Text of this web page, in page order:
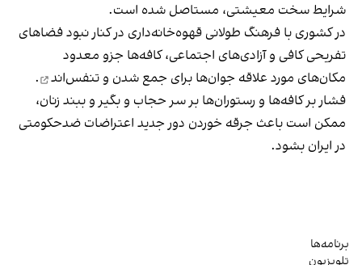
شرایط سخت معیشتی، مستاصل شده است.
در کشوری با فرهنگ طولانی قهوه‌‌خانه‌داری در کنار نبود فضاهای
تفریحی کافی و آزادی‌های اجتماعی، کافه‌ها جزو معدود
مکان‌های مورد علاقه جوان‌ها برای جمع شدن و تنفس‌اند
.
فشار بر کافه‌ها و رستوران‌ها بر سر حجاب و بگیر و ببند زنان،
ممکن است باعث جرقه خوردن دور جدید اعتراضات ضدحکومتی
در ایران بشود.
برنامه‌ها